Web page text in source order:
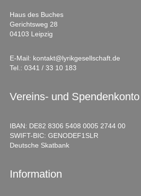
Haus des Buches
Gerichtsweg 28
04103 Leipzig
E-Mail: kontakt@lyrikgesellschaft.de
Tel.: 0341 / 33 10 183
Vereins- und Spendenkonto
IBAN: DE82 8306 5408 0005 2744 00
SWIFT-BIC: GENODEF1SLR
Deutsche Skatbank
Information